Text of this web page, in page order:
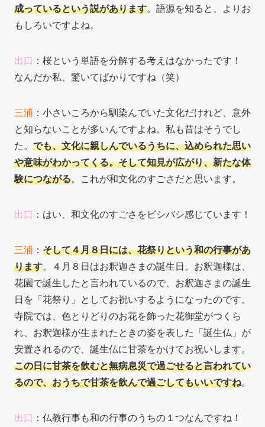
成っているという説があります。語源を知ると、よりお
もしろいですよね。
出口 ：桜という単語を分解する考えはなかったです！
なんだか私、驚いてばかりですね（笑）
三浦 ：小さいころから馴染んでいた文化だけれど、意外
と知らないことが多いんですよね。私も昔はそうでし
た。 でも、文化に親しんでいるうちに、込められた思い
や意味がわかってくる。そして知見が広がり、新たな体
験につながる。これが和文化のすごさだと思います。
出口 ：はい、和文化のすごさをビシバシ感じています！
三浦 ： そして４月８日には、花祭りという和の行事があ
ります。４月８日はお釈迦さまの誕生日。お釈迦様は、
花園で誕生したと言われているので、お釈迦さまの誕生
日を「花祭り」としてお祝いするようになったのです。
寺院では、色とりどりのお花を飾った花御堂がつくら
れ、お釈迦様が生まれたときの姿を表した「誕生仏」が
安置されるので、誕生仏に甘茶をかけてお祝いします。
この日に甘茶を飲むと無病息災で過ごせると言われてい
るので、おうちで甘茶を飲んで過ごしてもいいですね。
出口 ：仏教行事も和の行事のうちの１つなんですね！